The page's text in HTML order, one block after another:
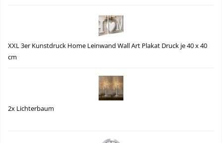
XXL 3er Kunstdruck Home Leinwand Wall Art Plakat Druck je 40 x 40
cm
2x Lichterbaum